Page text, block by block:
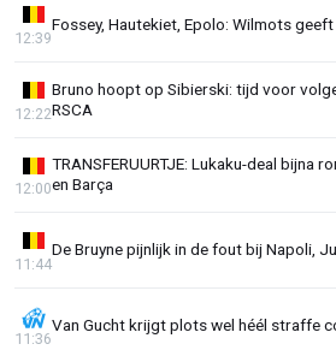
Fossey, Hautekiet, Epolo: Wilmots
12:39
Bruno hoopt op Sibierski: tijd voor
RSCA
12:22
TRANSFERUURTJE: Lukaku-deal bijna
en Barça
12:00
De Bruyne pijnlijk in de fout bij Napoli,
11:44
Van Gucht krijgt plots wel héél straffe
11:36